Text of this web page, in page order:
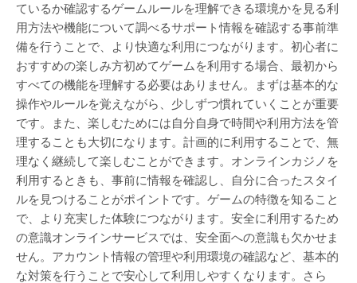
ているか確認するゲームルールを理解できる環境かを見る利
用方法や機能について調べるサポート情報を確認する事前準
備を行うことで、より快適な利用につながります。初心者に
おすすめの楽しみ方初めてゲームを利用する場合、最初から
すべての機能を理解する必要はありません。まずは基本的な
操作やルールを覚えながら、少しずつ慣れていくことが重要
です。また、楽しむためには自分自身で時間や利用方法を管
理することも大切になります。計画的に利用することで、無
理なく継続して楽しむことができます。オンラインカジノを
利用するときも、事前に情報を確認し、自分に合ったスタイ
ルを見つけることがポイントです。ゲームの特徴を知ること
で、より充実した体験につながります。安全に利用するため
の意識オンラインサービスでは、安全面への意識も欠かせま
せん。アカウント情報の管理や利用環境の確認など、基本的
な対策を行うことで安心して利用しやすくなります。さら